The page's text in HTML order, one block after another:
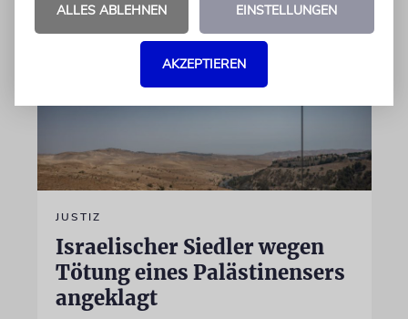
JUSTIZ
Israelischer Siedler wegen
Tötung eines Palästinensers
angeklagt
ALLES ABLEHNEN EINSTELLUNGEN
AKZEPTIEREN